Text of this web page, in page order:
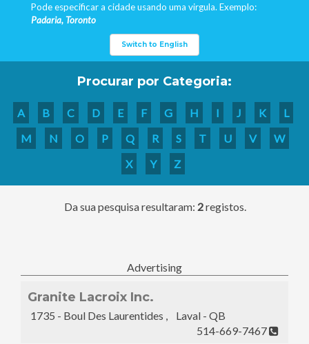
Pode especificar a cidade usando uma virgula. Exemplo:
Padaria, Toronto
Switch to English
Procurar por Categoria:
A B C D E F G H I J K
L
M
N O P Q R S T U V
W
X
Y Z
Da sua pesquisa resultaram: 2registos.
Advertising
Granite Lacroix Inc.
1735 - Boul Des Laurentides , Laval - QB
514-669-7467